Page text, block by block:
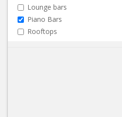
Lounge bars
Piano Bars
Rooftops